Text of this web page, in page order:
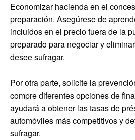
Economizar hacienda en el
preparación. Asegúrese de
incluidos en el precio fuera de la
preparado para negociar y
desee sufragar.
Por otra parte, solicite la
compre diferentes opciones de
ayudará a obtener las tasas de
automóviles más competitivos y
sufragar.